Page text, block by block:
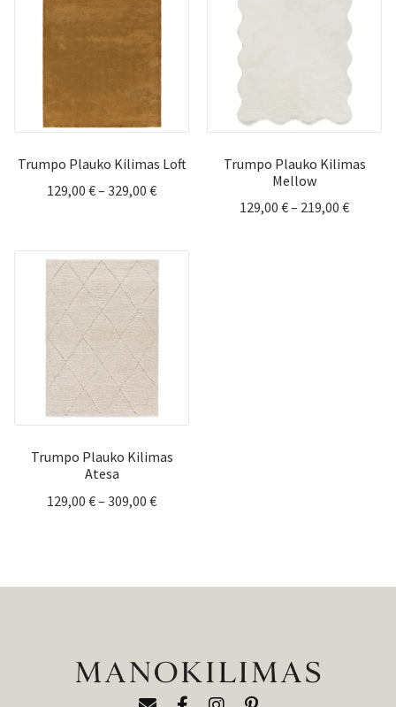
Trumpo Plauko Kilimas Loft
129,00 €– 329,00 €Price
through
Trumpo Plauko Kilimas
Mellow
129,00 €– 219,00 €Price
Trumpo Plauko Kilimas
Atesa
129,00 €– 309,00 €Price
309,00 €